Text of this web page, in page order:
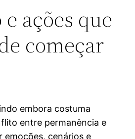
ações que
começar
embora costuma
entre permanência e
emoções, cenários e